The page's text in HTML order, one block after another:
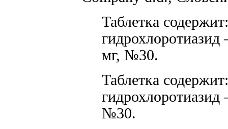
Таблетка
мг, №30.
Таблетка
№30.